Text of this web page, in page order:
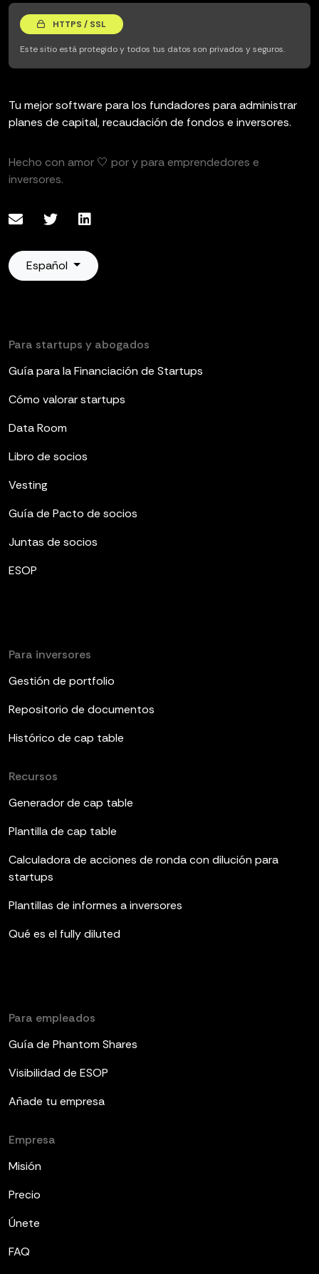
HTTPS / SSL
Este sitio está protegido y todos tus datos son privados y seguros.
Tu mejor software para los fundadores para administrar
planes de capital, recaudación de fondos e inversores.
Hecho con amor 🤍 por y para emprendedores e
inversores.
Español
Para startups y abogados
Guía para la Financiación de Startups
Cómo valorar startups
Data Room
Libro de socios
Vesting
Guía de Pacto de socios
Juntas de socios
ESOP
Para inversores
Gestión de portfolio
Repositorio de documentos
Histórico de cap table
Recursos
Generador de cap table
Plantilla de cap table
Calculadora de acciones de ronda con dilución para
startups
Plantillas de informes a inversores
Qué es el fully diluted
Para empleados
Guía de Phantom Shares
Visibilidad de ESOP
Añade tu empresa
Empresa
Misión
Precio
Únete
FAQ